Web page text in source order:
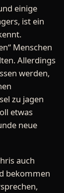
einige
ist ein
Menschen
Allerdings
werden,
zu jagen
etwas
neue
auch
bekommen